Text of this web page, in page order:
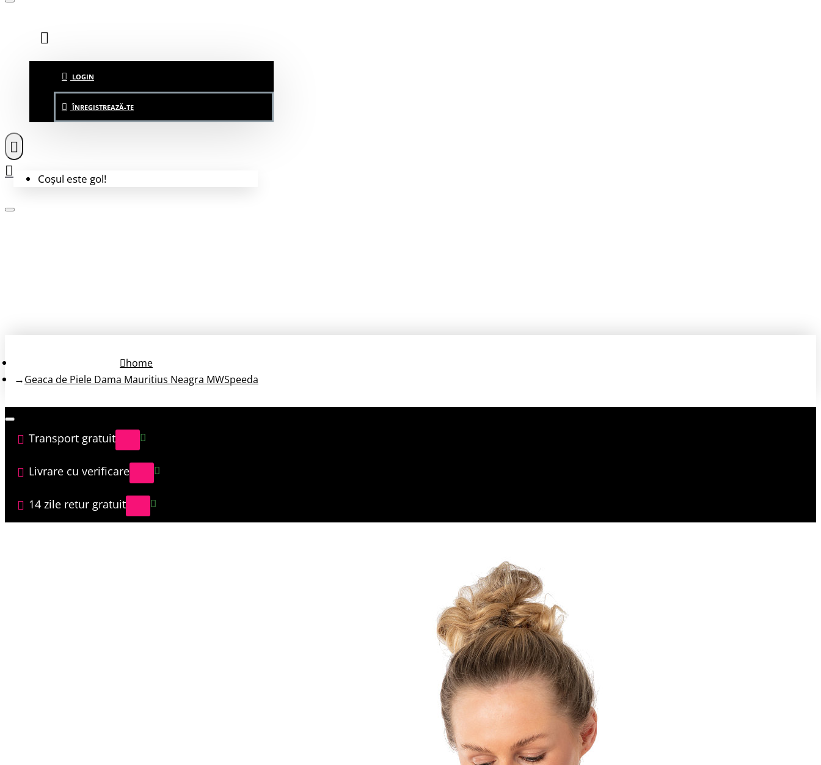
LOGIN
ÎNREGISTREAZĂ-TE
Coșul este gol!
home
Geaca de Piele Dama Mauritius Neagra MWSpeeda
Transport gratuit
Livrare cu verificare
14 zile retur gratuit